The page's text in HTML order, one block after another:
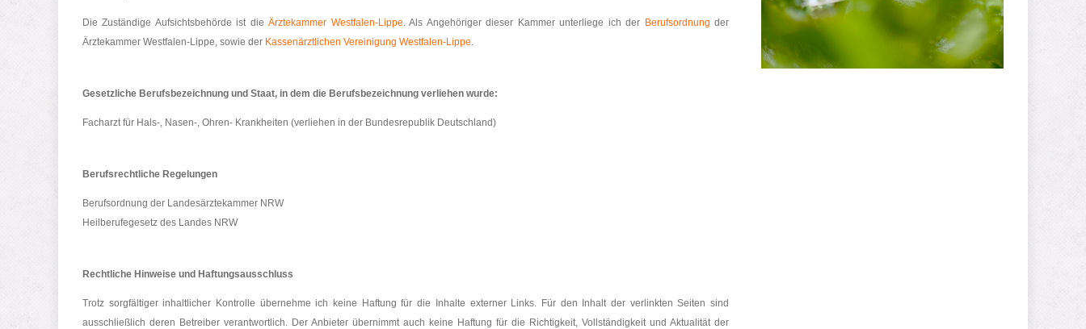
Die Zuständige Aufsichtsbehörde ist dieÄrztekammer Westfalen-Lippe. Als Angehöriger dieser Kammer unterliege ich der Berufsordnung der
Ärztekammer Westfalen-Lippe, sowie der Kassenärztlichen Vereinigung Westfalen-Lippe.
Gesetzliche Berufsbezeichnung und Staat, in dem die Berufsbezeichnung verliehen wurde:
Facharzt für Hals-, Nasen-, Ohren- Krankheiten (verliehen in der Bundesrepublik Deutschland)
Berufsrechtliche Regelungen
Berufsordnung der Landesärztekammer NRW
Heilberufegesetz des Landes NRW
Rechtliche Hinweise und Haftungsausschluss
Trotz sorgfältiger inhaltlicher Kontrolle übernehme ich keine Haftung für die Inhalte externer Links. Für den Inhalt der verlinkten Seiten sind
ausschließlich deren Betreiber verantwortlich. Der Anbieter übernimmt auch keine Haftung für die Richtigkeit, Vollständigkeit und Aktualität der